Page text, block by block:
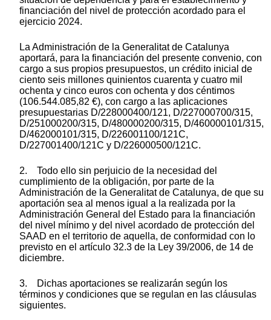
financiación del nivel de protección acordado para el
ejercicio 2024.
La Administración de la Generalitat de Catalunya
aportará, para la financiación del presente convenio, con
cargo a sus propios presupuestos, un crédito inicial de
ciento seis millones quinientos cuarenta y cuatro mil
ochenta y cinco euros con ochenta y dos céntimos
(106.544.085,82 €), con cargo a las aplicaciones
presupuestarias D/228000400/121, D/227000700/315,
D/251000200/315, D/480000200/315, D/460000101/315,
D/462000101/315, D/226001100/121C,
D/227001400/121C y D/226000500/121C.
2. Todo ello sin perjuicio de la necesidad del
cumplimiento de la obligación, por parte de la
Administración de la Generalitat de Catalunya, de que su
aportación sea al menos igual a la realizada por la
Administración General del Estado para la financiación
del nivel mínimo y del nivel acordado de protección del
SAAD en el territorio de aquella, de conformidad con lo
previsto en el artículo 32.3 de la Ley 39/2006, de 14 de
diciembre.
3. Dichas aportaciones se realizarán según los
términos y condiciones que se regulan en las cláusulas
siguientes.